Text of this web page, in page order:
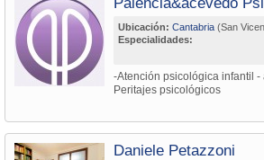
Ubicación: Cantabria (San
Especialidades:
-Atención psicológica infantil
Peritajes psicológicos
Daniele Petazzoni